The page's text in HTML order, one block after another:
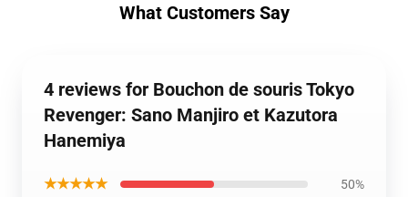
What Customers Say
4 reviews for Bouchon de souris Tokyo
Revenger: Sano Manjiro et Kazutora
Hanemiya
★★★★★ 50%